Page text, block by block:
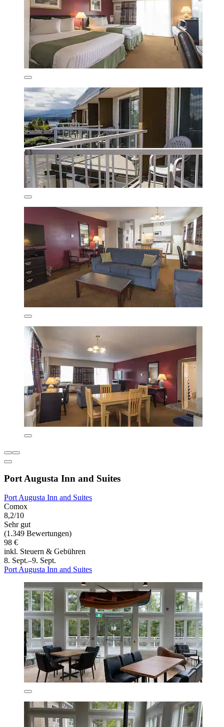
Port Augusta Inn and Suites
Port Augusta Inn and Suites
Comox
8,2/10
Sehr gut
(1.349 Bewertungen)
98 €
inkl. Steuern & Gebühren
8. Sept.–9. Sept.
Port Augusta Inn and Suites